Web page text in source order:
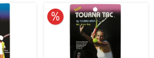
10% obniżone